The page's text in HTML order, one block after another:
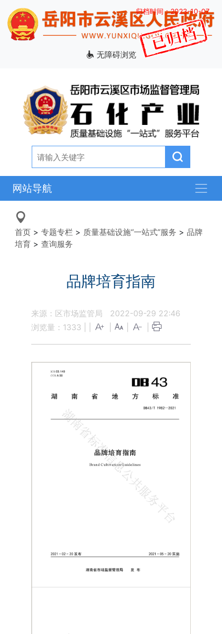
归档时间：2023-10-07
无障碍浏览
网站导航
首页 > 专题专栏 > 质量基础设施“一站式”服务 > 品牌
培育 > 查询服务
品牌培育指南
来源：区市场监管局
2022-09-29 22:46
浏览量： 1333